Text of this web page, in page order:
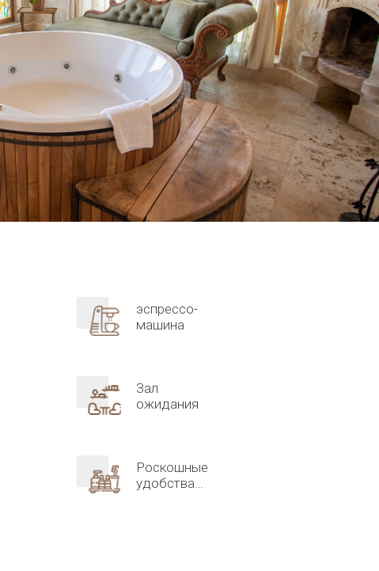
эспрессо-
машина
Зал
ожидания
Роскошные
удобства